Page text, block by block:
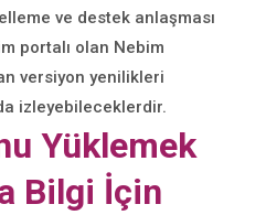
ve destek anlaşması
portalı olan Nebim
versiyon yenilikleri
izleyebileceklerdir.
Yüklemek
Bilgi İçin